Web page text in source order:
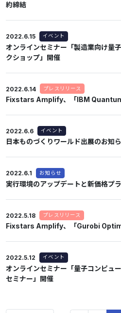
約締結
2022.6.15 イベント
オンラインセミナー「製造業向け量
クショップ」開催
2022.6.14 プレスリリース
Fixstars Amplify、「IBM
2022.6.6 イベント
日本ものづくりワールド出展のお知
2022.6.1 お知らせ
実行環境のアップデートと新価格プ
2022.5.18 プレスリリース
Fixstars Amplify、「Gurobi
2022.5.12 イベント
オンラインセミナー「量子コンピュ
セミナー」開催